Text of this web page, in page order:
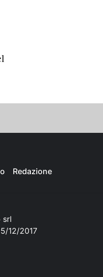
Redazione
srl
12/2017